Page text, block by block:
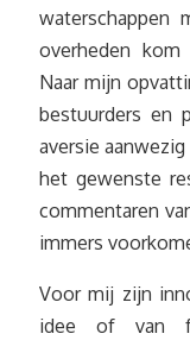
waterschappen
overheden
Naar mijn
bestuurders en
aversie
het gewenste
commentaren
immers
Voor mij zijn
idee of van